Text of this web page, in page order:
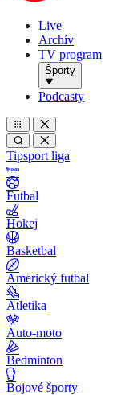
Live
Archív
TV program
Športy
Podcasty
Tipsport liga
Futbal
Hokej
Basketbal
Americký futbal
Atletika
Auto-moto
Bedminton
Bojové športy